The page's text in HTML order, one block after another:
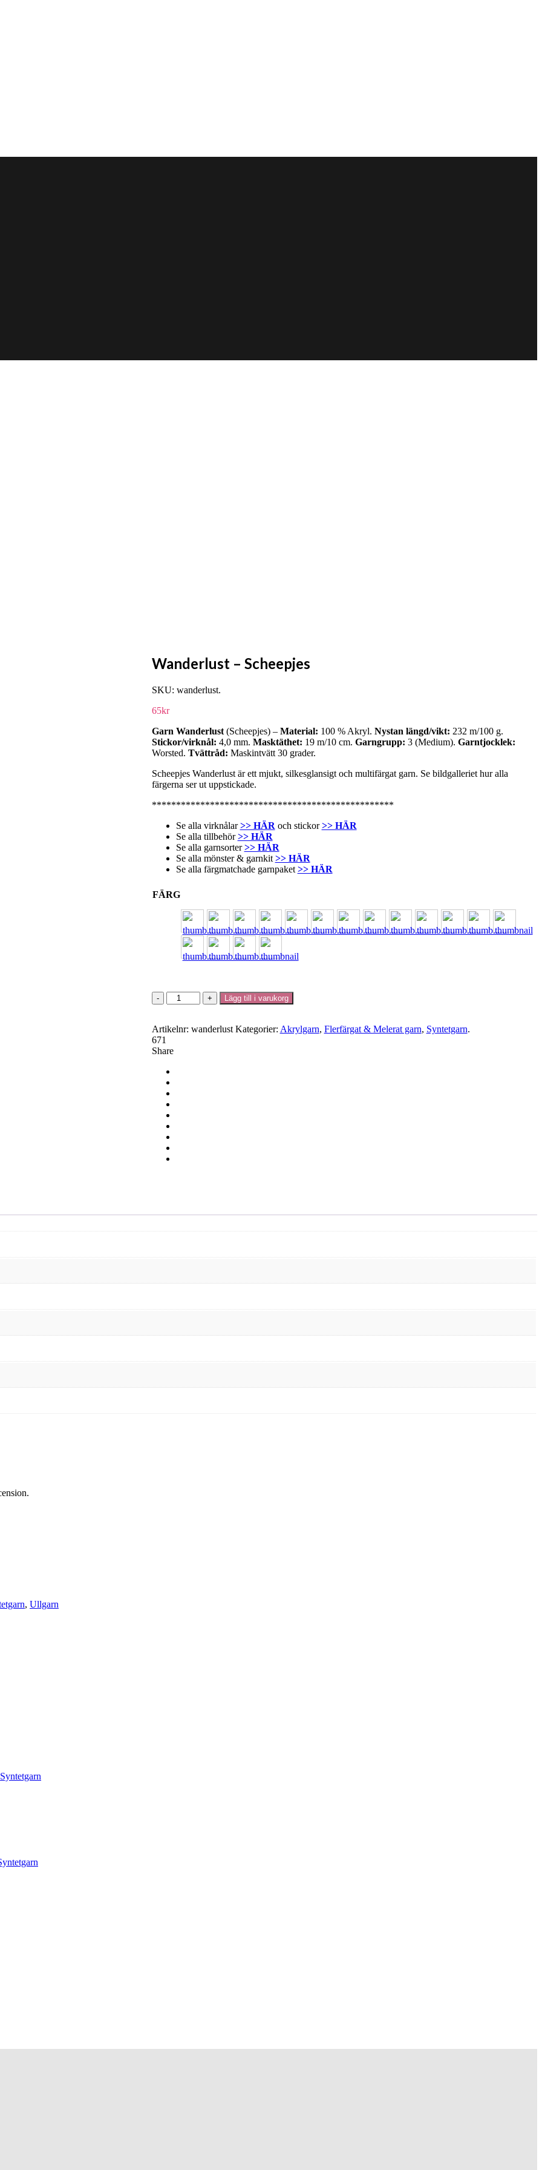
Wanderlust – Scheepjes
SKU: wanderlust.
65kr
Garn Wanderlust(Scheepjes) – Material: 100 % Akryl. Nystan längd/vikt: 232 m/100 g.
Stickor/virknål: 4,0 mm. Masktäthet: 19 m/10 cm. Garngrupp: 3 (Medium). Garntjocklek:
Worsted. Tvättråd: Maskintvätt 30 grader.
Scheepjes Wanderlust är ett mjukt, silkesglansigt och multifärgat garn. Se bildgalleriet hur alla
färgerna ser ut uppstickade.
**************************************************
Se alla virknålar>> HÄRoch stickor>> HÄR
Se alla tillbehör >> HÄR
Se alla garnsorter>> HÄR
Se alla mönster & garnkit>> HÄR
Se alla färgmatchade garnpaket>> HÄR
FÄRG
Wanderlust
-
mängd
Lägg till i varukorg
Artikelnr: wanderlust Kategorier: Akrylgarn, Flerfärgat & Melerat garn, Syntetgarn.
671
Share
, Ullgarn
Syntetgarn